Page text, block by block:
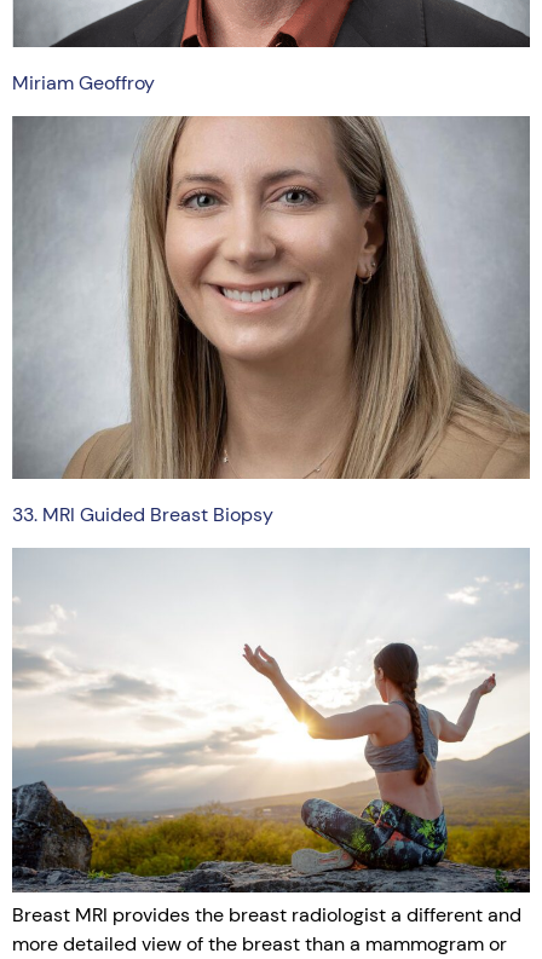
Miriam Geoffroy
33. MRI Guided Breast Biopsy
Breast MRI provides the breast radiologist a different and
more detailed view of the breast than a mammogram or